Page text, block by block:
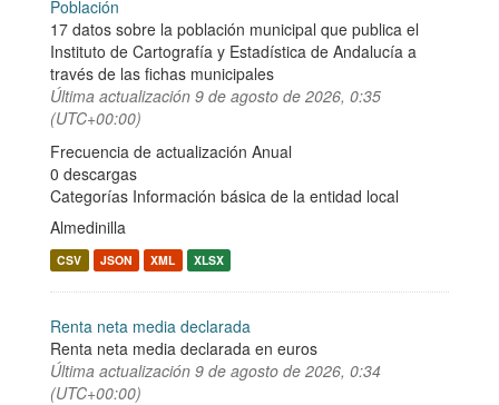
Población
17 datos sobre la población municipal que publica el
Instituto de Cartografía y Estadística de Andalucía a
través de las fichas municipales
Última actualización 9 de agosto de 2026, 0:35
(UTC+00:00)
Frecuencia de actualización Anual
0 descargas
Categorías Información básica de la entidad local
Almedinilla
CSV JSON XML XLSX
Renta neta media declarada
Renta neta media declarada en euros
Última actualización 9 de agosto de 2026, 0:34
(UTC+00:00)